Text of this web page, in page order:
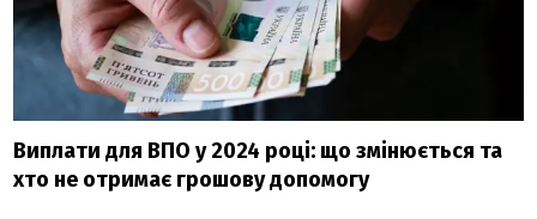
Виплати для ВПО у 2024 році: що змінюється та
хто не отримає грошову допомогу